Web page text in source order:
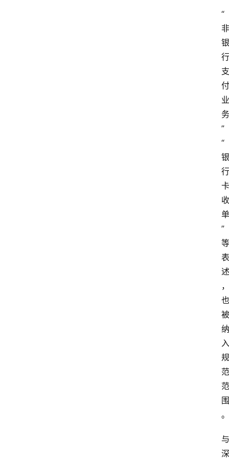
“
非
银
行
支
付
业
务
”
“
银
行
卡
收
单
”
等
表
述
，
也
被
纳
入
规
范
范
围
。
与
深